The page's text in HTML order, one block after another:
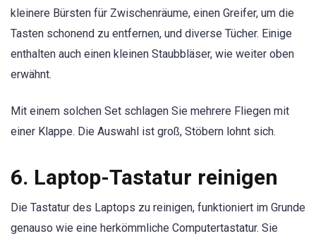
kleinere Bürsten für Zwischenräume, einen Greifer, um die
Tasten schonend zu entfernen, und diverse Tücher. Einige
enthalten auch einen kleinen Staubbläser, wie weiter oben
erwähnt.
Mit einem solchen Set schlagen Sie mehrere Fliegen mit
einer Klappe. Die Auswahl ist groß, Stöbern lohnt sich.
6. Laptop-Tastatur reinigen
Die Tastatur des Laptops zu reinigen, funktioniert im Grunde
genauso wie eine herkömmliche Computertastatur. Sie